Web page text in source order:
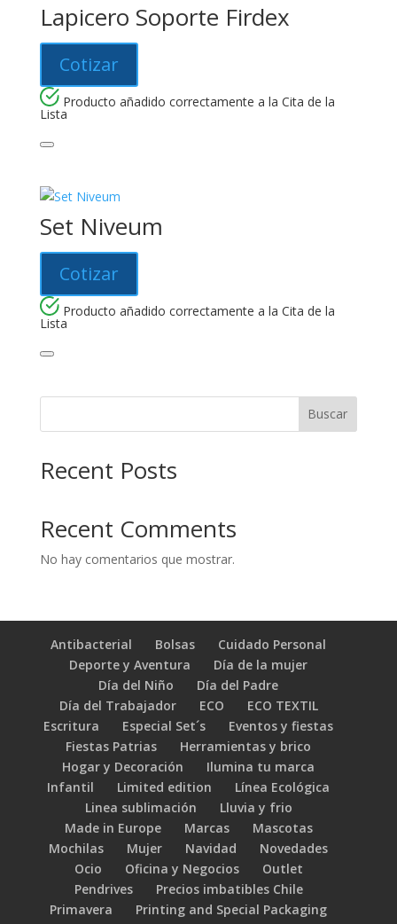
Lapicero Soporte Firdex
Cotizar
Producto añadido correctamente a la Cita de la
Lista
Set Niveum
Cotizar
Producto añadido correctamente a la Cita de la
Lista
Buscar
Recent Posts
Recent Comments
No hay comentarios que mostrar.
Antibacterial Bolsas
Cuidado Personal
Deporte y Aventura
Día de la mujer
Día del Niño
Día del Padre
Día del Trabajador
ECO
ECO TEXTIL
Escritura
Especial Set´s
Eventos y fiestas
Fiestas Patrias
Herramientas y brico
Hogar y Decoración
Ilumina tu marca
Infantil
Limited edition
Línea Ecológica
Linea sublimación
Lluvia y frio
Made in Europe
Marcas
Mascotas
Mochilas
Mujer Navidad
Novedades
Ocio
Oficina y Negocios
Outlet
Pendrives
Precios imbatibles Chile
Primavera
Printing and Special Packaging